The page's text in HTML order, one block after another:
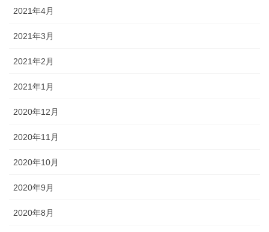
2021年4月
2021年3月
2021年2月
2021年1月
2020年12月
2020年11月
2020年10月
2020年9月
2020年8月